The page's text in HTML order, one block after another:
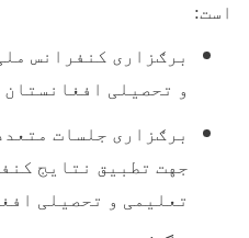
است:
برګزاری کنفرانس
و تحصیلی افغانستان
برګزاری جلسات
جهت تطبیق نتایج
تعلیمی و تحصیلی